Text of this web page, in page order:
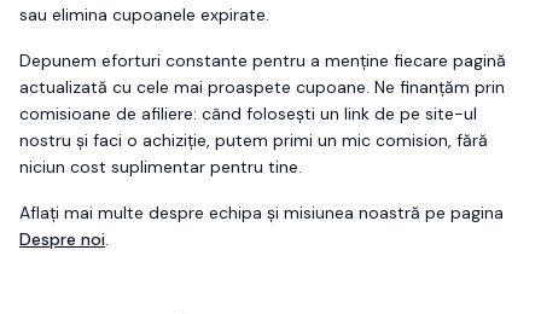
sau elimina cupoanele expirate.
Depunem eforturi constante pentru a menține fiecare pagină
actualizată cu cele mai proaspete cupoane. Ne finanțăm prin
comisioane de afiliere: când folosești un link de pe site-ul
nostru și faci o achiziție, putem primi un mic comision, fără
niciun cost suplimentar pentru tine.
Aflați mai multe despre echipa și misiunea noastră pe pagina
Despre noi.